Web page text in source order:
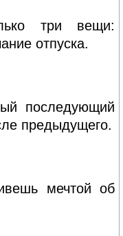
три вещи:
отпуска.
последующий
предыдущего.
мечтой об